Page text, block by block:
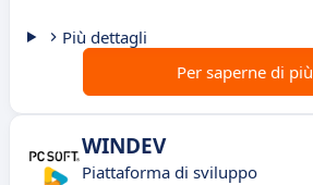
Più dettagli
Per saperne di più
WINDEV
Piattaforma di sviluppo